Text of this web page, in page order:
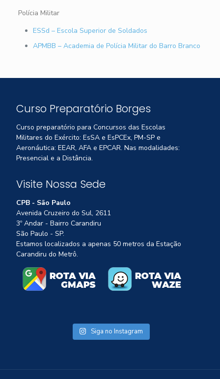
Polícia Militar
ESSd – Escola Superior de Soldados
APMBB – Academia de Polícia Militar do Barro Branco
Curso Preparatório Borges
Curso preparatório para Concursos das Escolas
Militares do Exército: EsSA e EsPCEx, PM-SP e
Aeronáutica: EEAR, AFA e EPCAR. Nas modalidades:
Presencial e a Distância.
Visite Nossa Sede
CPB - São Paulo
Avenida Cruzeiro do Sul, 2611
3º Andar - Bairro Carandiru
São Paulo - SP.
Estamos localizados a apenas 50 metros da Estação
Carandiru do Metrô.
Siga no Instagram